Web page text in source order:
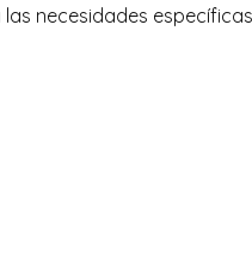
necesidades